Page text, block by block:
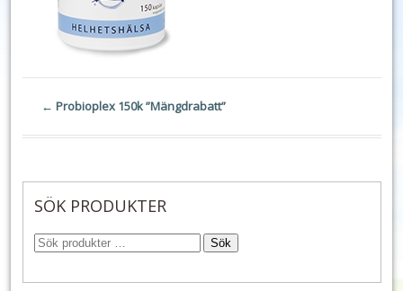
← Probioplex 150k ”Mängdrabatt”
SÖK PRODUKTER
Sök